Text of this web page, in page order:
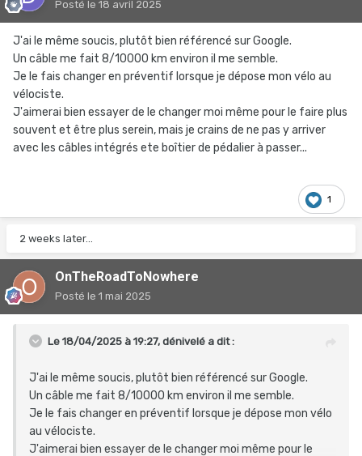
Posté le 18 avril 2025
J'ai le même soucis, plutôt bien référencé sur Google.
Un câble me fait 8/10000 km environ il me semble.
Je le fais changer en préventif lorsque je dépose mon vélo au
vélociste.
J'aimerai bien essayer de le changer moi même pour le faire plus
souvent et être plus serein, mais je crains de ne pas y arriver
avec les câbles intégrés ete boîtier de pédalier à passer...
1
2 weeks later...
OnTheRoadToNowhere
Posté le 1 mai 2025
Le 18/04/2025 à 19:27, dénivelé a dit :
J'ai le même soucis, plutôt bien référencé sur Google.
Un câble me fait 8/10000 km environ il me semble.
Je le fais changer en préventif lorsque je dépose mon vélo
au vélociste.
J'aimerai bien essayer de le changer moi même pour le